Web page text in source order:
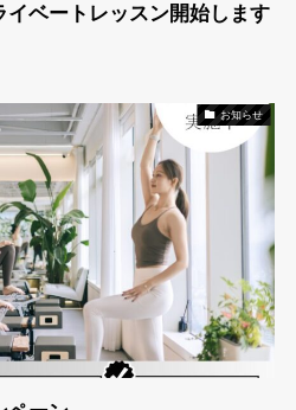
イベートレッスン開始します
お知らせ